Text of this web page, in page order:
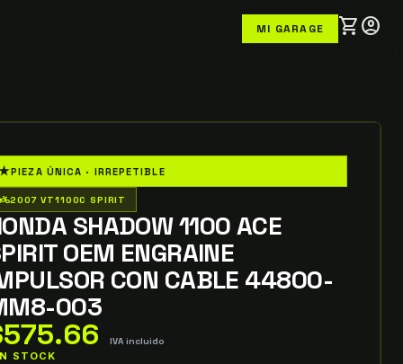
MI GARAGE shopping_cartaccount_circle
PIEZA ÚNICA · IRREPETIBLE
2007 VT1100C SPIRIT
SHADOW 1100 ACE
OEM ENGRAINE
CON CABLE 44800-
003
575.66 IVA incluido
STOCK